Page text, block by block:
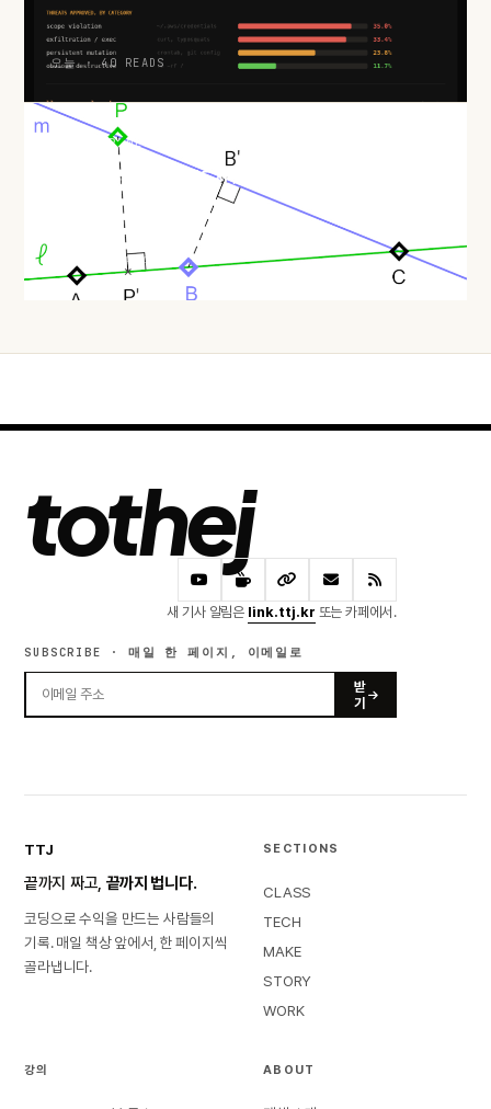
오늘 · 40 READS
HACKER NEWS
두 점만 지나는 직선은 반드시 있다: 실베스터–갈라이 정리와 극
오늘 · 43 READS
tothej
새 기사 알림은 link.ttj.kr 또는 카페에서.
SUBSCRIBE · 매일 한 페이지, 이메일로
받
기
TTJ
끝까지 짜고, 끝까지 법니다.
코딩으로 수익을 만드는 사람들의
기록. 매일 책상 앞에서, 한 페이지씩
골라냅니다.
SECTIONS
CLASS
TECH
MAKE
STORY
WORK
강의 ABOUT